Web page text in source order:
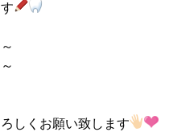
しくお願い致します